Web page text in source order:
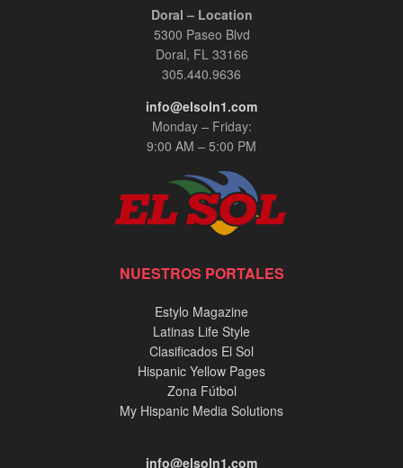
Doral – Location
5300 Paseo Blvd
Doral, FL 33166
305.440.9636
info@elsoln1.com
Monday – Friday:
9:00 AM – 5:00 PM
NUESTROS PORTALES
Estylo Magazine
Latinas Life Style
Clasificados El Sol
Hispanic Yellow Pages
Zona Fútbol
My Hispanic Media Solutions
info@elsoln1.com